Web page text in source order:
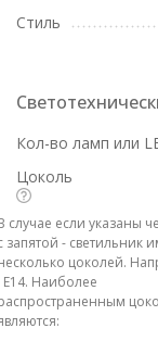
Стиль
Кол-во ламп или
Цоколь
случае если указаны
запятой - светильник
цоколей.
E14. Наиболее